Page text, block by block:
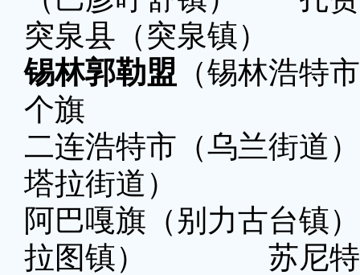
突泉县（突泉镇）
锡林郭勒盟 （锡林浩特
个旗
二连浩特市（乌兰
塔拉街道）
阿巴嘎旗（别力古
拉图镇） 苏尼特右